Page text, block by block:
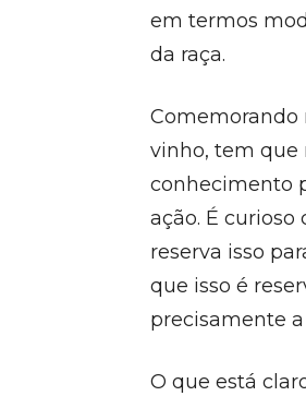
em termos
da raça.
Comemorando
vinho, tem que
conhecimento
ação. É
reserva isso
que isso é
precisamente
O que está